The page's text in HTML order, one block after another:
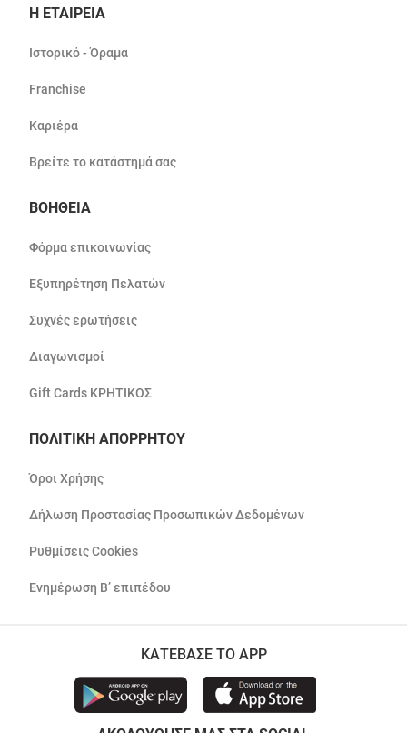
Η ΕΤΑΙΡΕΙΑ
Ιστορικό - Όραμα
Franchise
Καριέρα
Βρείτε το κατάστημά σας
ΒΟΗΘΕΙΑ
Φόρμα επικοινωνίας
Εξυπηρέτηση Πελατών
Συχνές ερωτήσεις
Διαγωνισμοί
Gift Cards ΚΡΗΤΙΚΟΣ
ΠΟΛΙΤΙΚΗ ΑΠΟΡΡΗΤΟΥ
Όροι Χρήσης
Δήλωση Προστασίας Προσωπικών Δεδομένων
Ρυθμίσεις Cookies
Ενημέρωση Β’ επιπέδου
ΚΑΤΕΒΑΣΕ ΤΟ APP